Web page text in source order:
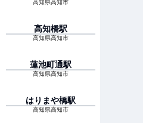
高知県高知市
高知橋駅
高知県高知市
蓮池町通駅
高知県高知市
はりまや橋駅
高知県高知市